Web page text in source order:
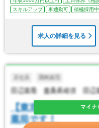
スキルアップ
車通勤可 積極採用中
求人の詳細を見る